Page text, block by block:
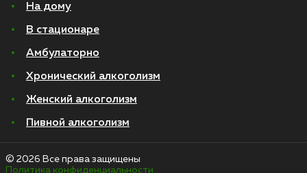
На дому
В стационаре
Амбулаторно
Хронический алкоголизм
Женский алкоголизм
Пивной алкоголизм
© 2026 Все права защищены
Политика конфиденциальности